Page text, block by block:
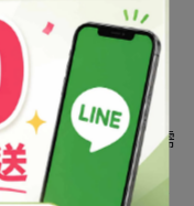
各類食品中視實際需
豆類、蔬菜、水果、